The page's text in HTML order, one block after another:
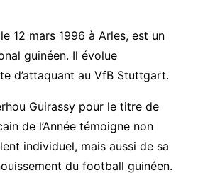
12 mars 1996 à Arles, est un
guinéen. Il évolue
d’attaquant au VfB Stuttgart.
Guirassy pour le titre de
de l’Année témoigne non
individuel, mais aussi de sa
du football guinéen.